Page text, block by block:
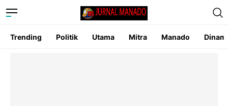
Trending Politik Utama Mitra Manado